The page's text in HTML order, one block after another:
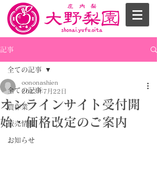
記事
全ての記事
農作業
販売情報
お知らせ
全ての記事
オンラインサイト受付開
始・価格改定のご案内
oononashien
2023年7月22日